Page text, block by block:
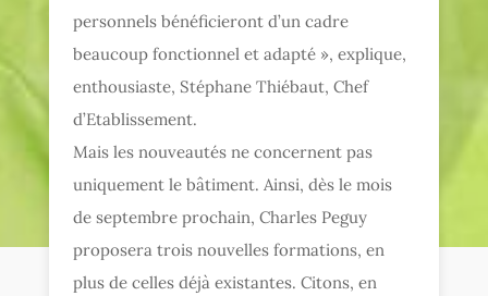
personnels bénéficieront d’un cadre
beaucoup fonctionnel et adapté », explique,
enthousiaste, Stéphane Thiébaut, Chef
d’Etablissement.
Mais les nouveautés ne concernent pas
uniquement le bâtiment. Ainsi, dès le mois
de septembre prochain, Charles Peguy
proposera trois nouvelles formations, en
plus de celles déjà existantes. Citons, en